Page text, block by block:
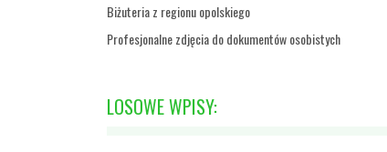
Biżuteria z regionu opolskiego
Profesjonalne zdjęcia do dokumentów osobistych
LOSOWE WPISY: